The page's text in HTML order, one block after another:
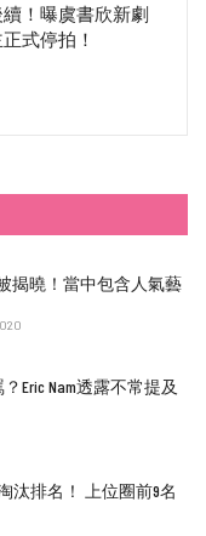
！曝虞書欣新劇
式停拍！
揭曉！當中包含人氣藝
Eric Nam透露不常提及
汰排名！ 上位圈前9名